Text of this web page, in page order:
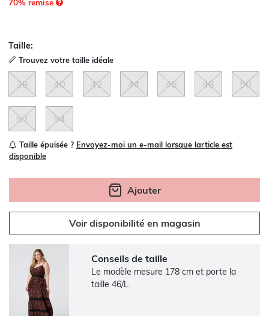
70% remise
Taille:
Trouvez votre taille idéale
38 40 42 44 46 48 50
52 54
Taille épuisée ? Envoyez-moi un e-mail lorsque larticle est
disponible
Ajouter
Voir disponibilité en magasin
Conseils de taille
Le modèle mesure 178 cm et porte la
taille 46/L.